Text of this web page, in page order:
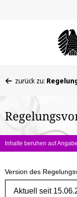
befinden
hier:
zurück zu:
Inhalte beruhen auf
Version des